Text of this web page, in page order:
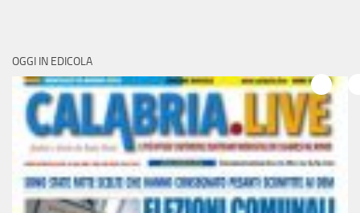
OGGI IN EDICOLA